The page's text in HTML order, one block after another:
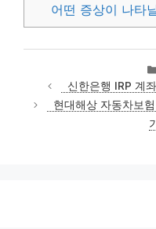
어떤 증상이 나타
신한은행 IRP 계
현대해상 자동차보